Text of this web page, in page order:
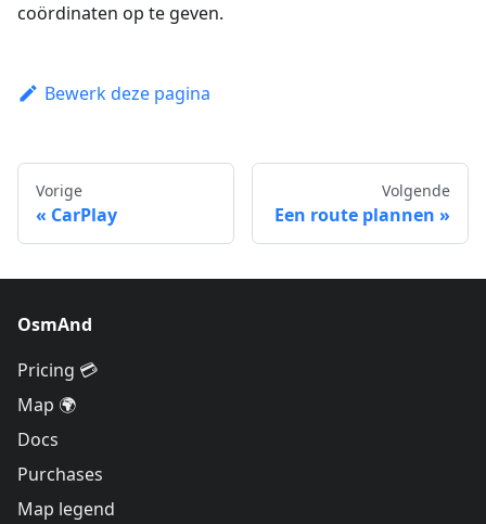
coördinaten op te geven.
Bewerk deze pagina
Vorige
CarPlay
Volgende
Een route plannen
OsmAnd
Pricing 💳
Map 🌍
Docs
Purchases
Map legend